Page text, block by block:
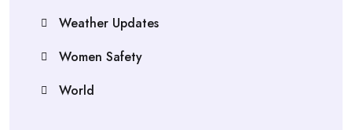
Weather Updates
Women Safety
World